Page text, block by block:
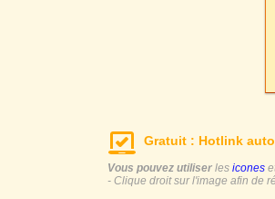
Gratuit : Hotlink
Vous pouvez utiliser les icones
- Clique droit sur l'image afin de